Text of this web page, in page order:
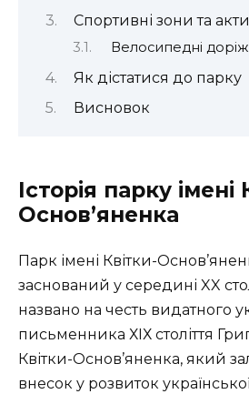
Спортивні зони та
Велосипедні
Як дістатися до парку
Висновок
Історія парку імені
Основ’яненка
Парк імені Квітки-
заснований у середині XX
названо на честь видатного
письменника ХІХ століття
Квітки-Основ’яненка, який
внесок у розвиток